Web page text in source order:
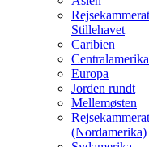
Stillehavet
Caribien
Centralamerika
Europa
Jorden rundt
Mellemøsten
(Nordamerika)